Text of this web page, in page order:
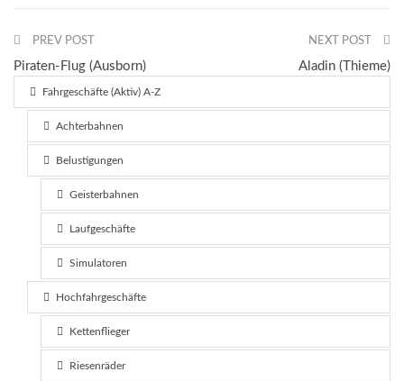
PREV POST
Piraten-Flug (Ausborn)
NEXT POST
Aladin (Thieme)
Fahrgeschäfte (Aktiv) A-Z
Achterbahnen
Belustigungen
Geisterbahnen
Laufgeschäfte
Simulatoren
Hochfahrgeschäfte
Kettenflieger
Riesenräder